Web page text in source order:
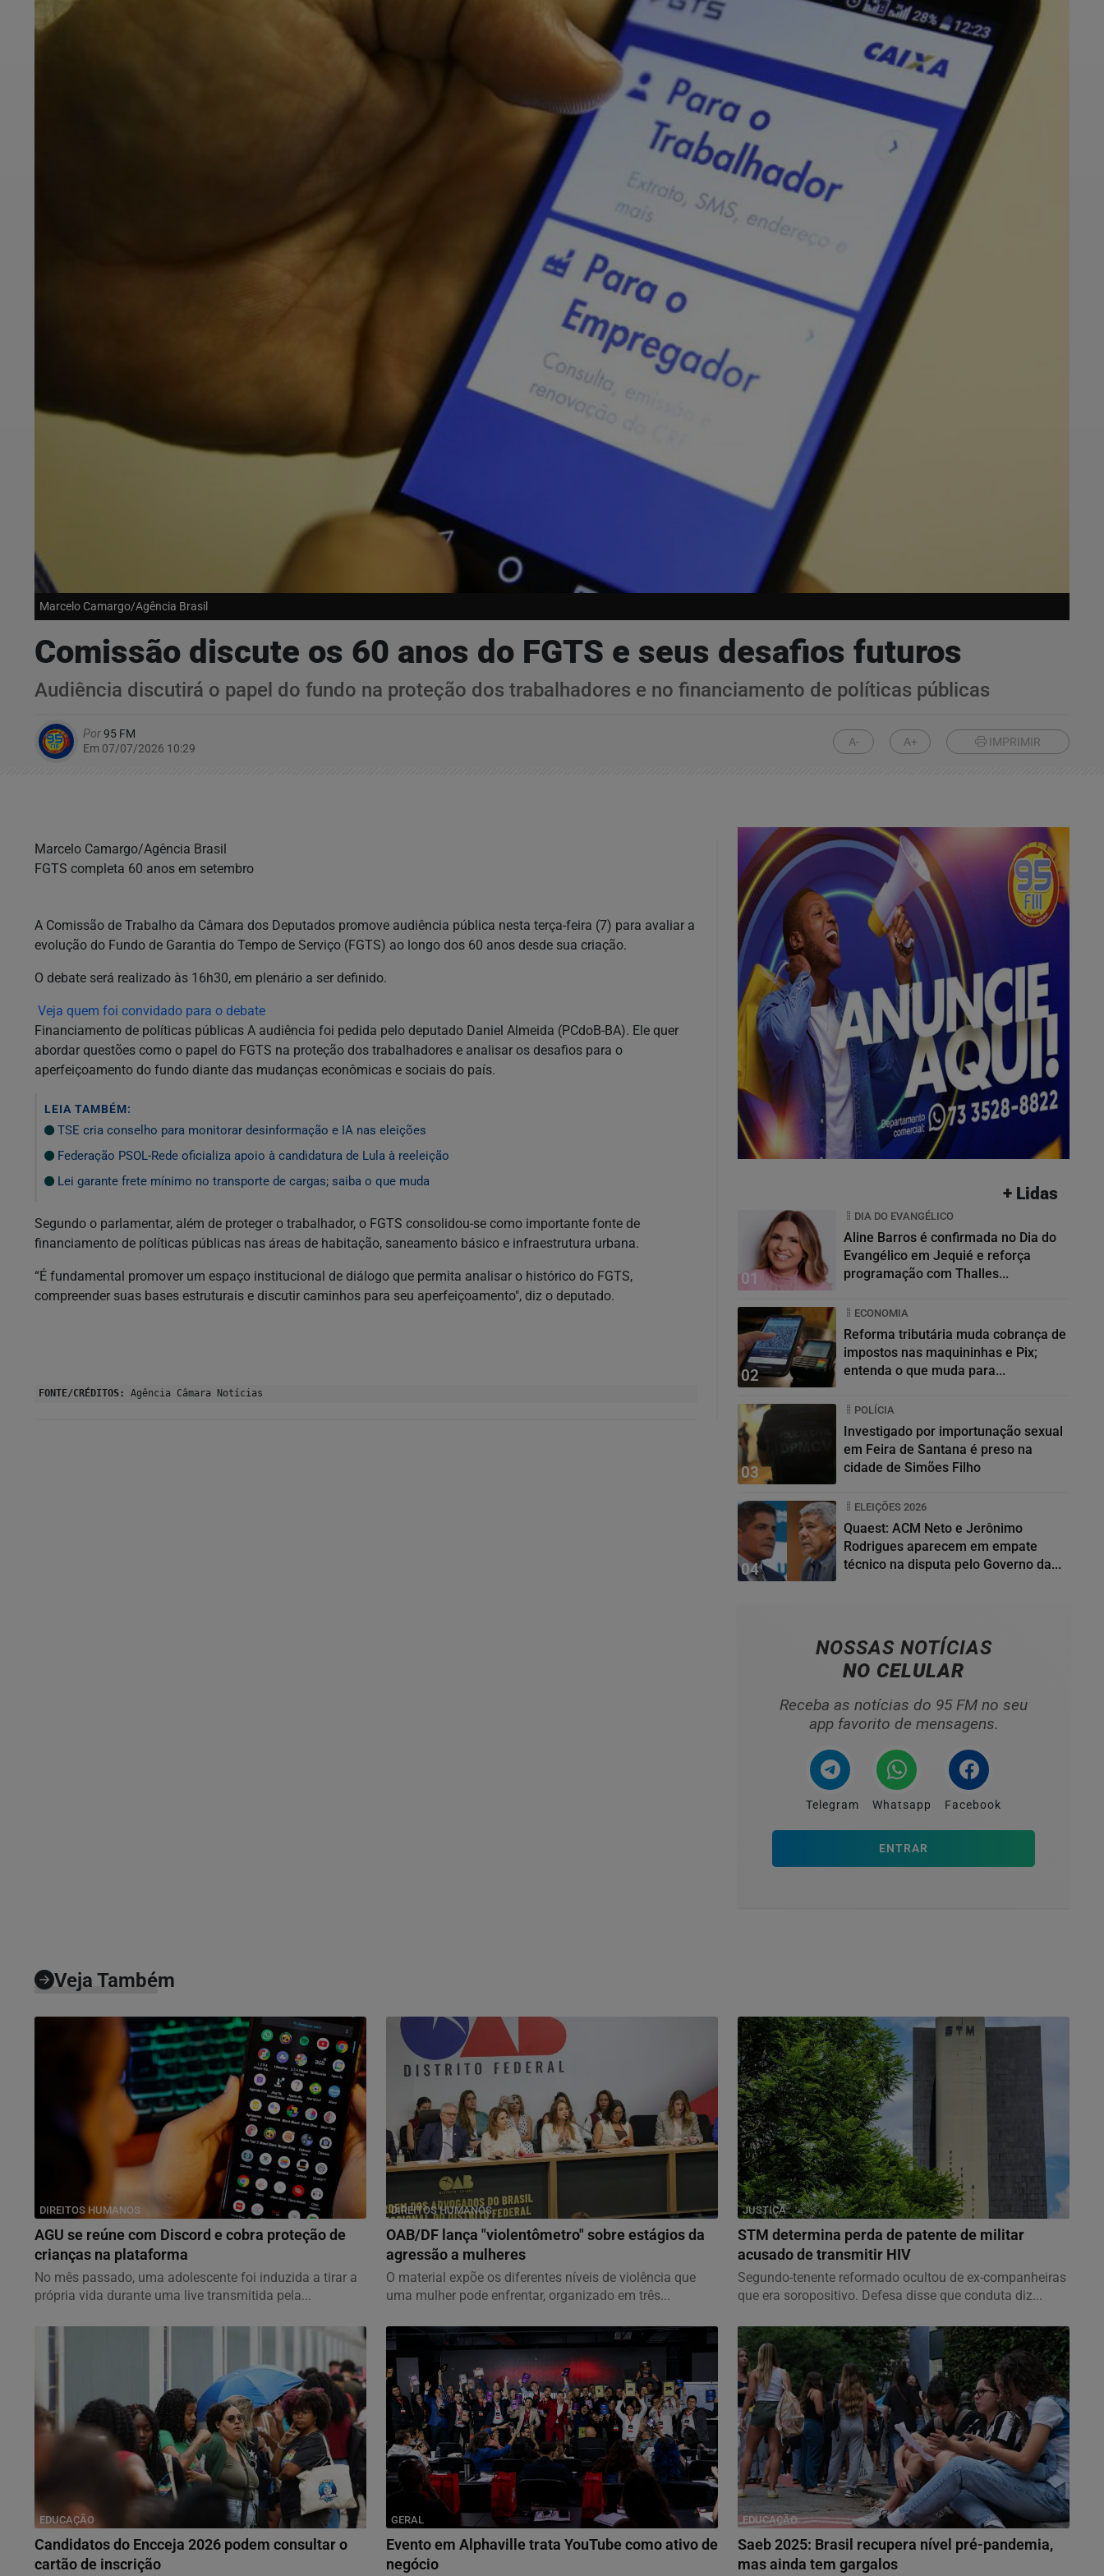
Marcelo Camargo/Agência Brasil
Comissão discute os 60 anos do FGTS e seus desafios futuros
Audiência discutirá o papel do fundo na proteção dos trabalhadores e no financiamento de políticas públicas
Por95 FM
Em 07/07/2026 10:29
A- A+ IMPRIMIR
Marcelo Camargo/Agência Brasil
FGTS completa 60 anos em setembro
A Comissão de Trabalho da Câmara dos Deputados promove audiência pública nesta terça-feira (7) para avaliar a
evolução do Fundo de Garantia do Tempo de Serviço (FGTS) ao longo dos 60 anos desde sua criação.
O debate será realizado às 16h30, em plenário a ser definido.
Veja quem foi convidado para o debate
Financiamento de políticas públicas A audiência foi pedida pelo deputado Daniel Almeida (PCdoB-BA). Ele quer
abordar questões como o papel do FGTS na proteção dos trabalhadores e analisar os desafios para o
aperfeiçoamento do fundo diante das mudanças econômicas e sociais do país.
LEIA TAMBÉM:
TSE cria conselho para monitorar desinformação e IA nas eleições
Federação PSOL-Rede oficializa apoio à candidatura de Lula à reeleição
Lei garante frete mínimo no transporte de cargas; saiba o que muda
Segundo o parlamentar, além de proteger o trabalhador, o FGTS consolidou-se como importante fonte de
financiamento de políticas públicas nas áreas de habitação, saneamento básico e infraestrutura urbana.
“É fundamental promover um espaço institucional de diálogo que permita analisar o histórico do FGTS,
compreender suas bases estruturais e discutir caminhos para seu aperfeiçoamento", diz o deputado.
FONTE/CRÉDITOS: Agência Câmara Notícias
+ Lidas
01
DIA DO EVANGÉLICO
Aline Barros é confirmada no Dia do
Evangélico em Jequié e reforça
programação com Thalles...
02
ECONOMIA
Reforma tributária muda cobrança de
impostos nas maquininhas e Pix;
entenda o que muda para...
03
POLÍCIA
Investigado por importunação sexual
em Feira de Santana é preso na
cidade de Simões Filho
04
ELEIÇÕES 2026
Quaest: ACM Neto e Jerônimo
Rodrigues aparecem em empate
técnico na disputa pelo Governo da...
NOSSAS NOTÍCIAS
NO CELULAR
Receba as notícias do 95 FM no seu
app favorito de mensagens.
Telegram Whatsapp Facebook
ENTRAR
Veja Também
DIREITOS HUMANOS
AGU se reúne com Discord e cobra proteção de
crianças na plataforma
No mês passado, uma adolescente foi induzida a tirar a
própria vida durante uma live transmitida pela...
DIREITOS HUMANOS
OAB/DF lança "violentômetro" sobre estágios da
agressão a mulheres
O material expõe os diferentes níveis de violência que
uma mulher pode enfrentar, organizado em três...
JUSTIÇA
STM determina perda de patente de militar
acusado de transmitir HIV
Segundo-tenente reformado ocultou de ex-companheiras
que era soropositivo. Defesa disse que conduta diz...
EDUCAÇÃO
Candidatos do Encceja 2026 podem consultar o
cartão de inscrição
GERAL
Evento em Alphaville trata YouTube como ativo de
negócio
EDUCAÇÃO
Saeb 2025: Brasil recupera nível pré-pandemia,
mas ainda tem gargalos